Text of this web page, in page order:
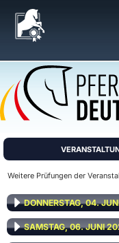
Weitere Prüfungen der
DONNERSTAG, 04.
SAMSTAG, 06. JUNI